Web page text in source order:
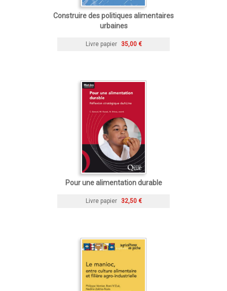
Construire des politiques alimentaires
urbaines
Livre papier 35,00 €
Pour une alimentation durable
Livre papier 32,50 €